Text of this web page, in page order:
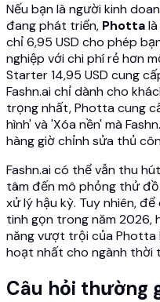
Nếu bạn là người kinh
đang phát triển, Photta
chỉ 6,95 USD cho phép
nghiệp với chi phí rẻ hơn
Starter 14,95 USD cung
Fashn.ai chỉ dành cho
trọng nhất, Photta cung
hình' và 'Xóa nền' mà
hàng giờ chỉnh sửa thủ
Fashn.ai có thể vẫn thu
tâm đến mô phỏng thử
xử lý hậu kỳ. Tuy nhiên,
tinh gọn trong năm 2026,
năng vượt trội của Photta
hoạt nhất cho ngành thời
Câu hỏi thường